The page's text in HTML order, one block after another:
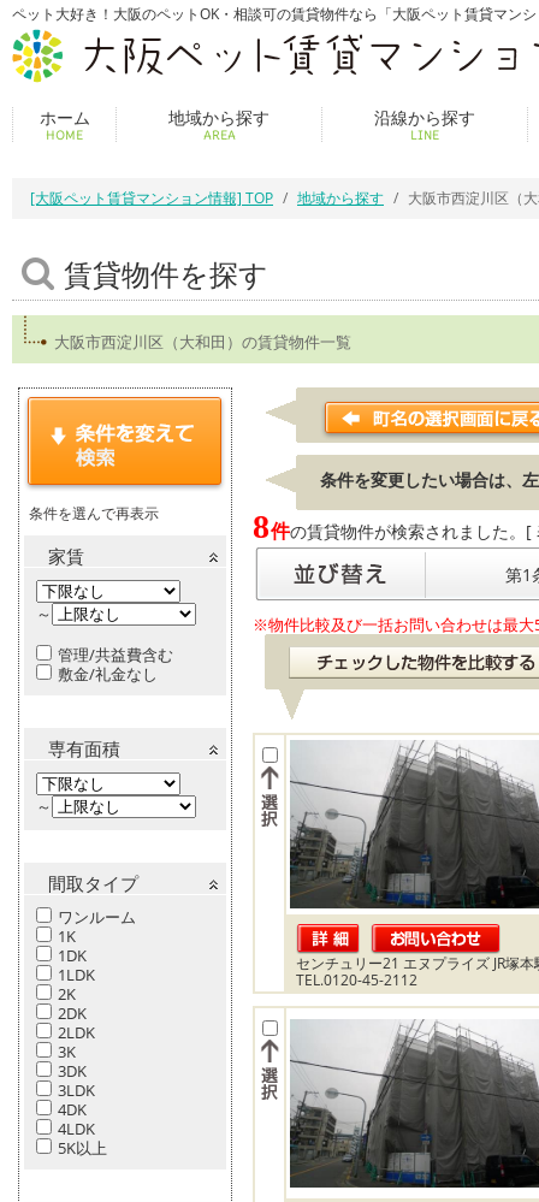
ペット大好き！大阪のペットOK・相談可の賃貸物件なら「大阪ペット賃貸マン
ホーム
HOME
地域から探す
AREA
沿線から探す
LINE
[大阪ペット賃貸マンション情報] TOP 地域から探す 大阪市西淀川区（
賃貸物件を探す
大阪市西淀川区（大和田）の賃貸物件一覧
条件を選んで再表示
家賃
～
管理/共益費含む
敷金/礼金なし
専有面積
～
間取タイプ
ワンルーム
1K
1DK
1LDK
2K
2DK
2LDK
3K
3DK
3LDK
4DK
4LDK
5K以上
条件を変更したい場合は、
8件の賃貸物件が検索されました。
第1
※物件比較及び一括お問い合わせは最大
センチュリー21 エヌプライズ JR塚
TEL.0120-45-2112